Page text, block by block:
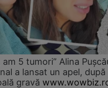
5 tumori” Alina
a lansat un apel, după
gravă